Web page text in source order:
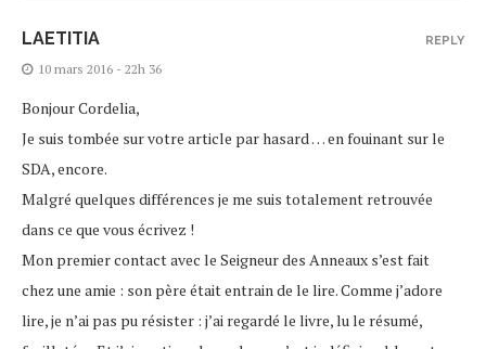
LAETITIA
10 mars 2016 - 22h 36
Bonjour Cordelia,
Je suis tombée sur votre article par hasard … en fouinant sur le
SDA, encore.
Malgré quelques différences je me suis totalement retrouvée
dans ce que vous écrivez !
Mon premier contact avec le Seigneur des Anneaux s’est fait
chez une amie : son père était entrain de le lire. Comme j’adore
lire, je n’ai pas pu résister : j’ai regardé le livre, lu le résumé,
REPLY